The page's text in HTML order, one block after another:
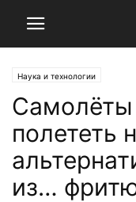
Наука и технологии
Самолёты
полететь
из…